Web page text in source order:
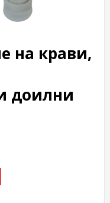
на крави,
доилни